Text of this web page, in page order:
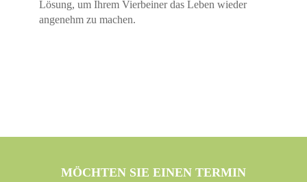
Lösung, um Ihrem Vierbeiner das Leben wieder
angenehm zu machen.
MÖCHTEN SIE EINEN TERMIN